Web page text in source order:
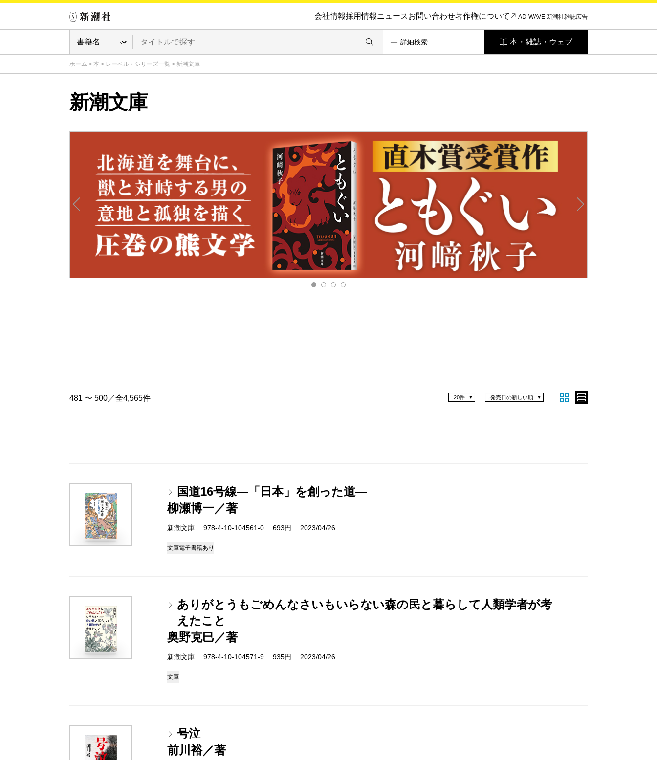
会社情報採用情報ニュースお問い合わせ著作権について AD-WAVE 新潮社雑誌広告
詳細検索 本・雑誌・ウェブ
ホーム > 本 > レーベル・シリーズ一覧 > 新潮文庫
新潮文庫
481 〜 500／全4,565件 発売日の新しい順
20件
国道16号線―「日本」を創った道―
柳瀬博一／著
新潮文庫 978-4-10-104561-0 693円 2023/04/26
文庫電子書籍あり
ありがとうもごめんなさいもいらない森の民と暮らして人類学者が考
えたこと
奥野克巳／著
新潮文庫 978-4-10-104571-9 935円 2023/04/26
文庫
号泣
前川裕／著